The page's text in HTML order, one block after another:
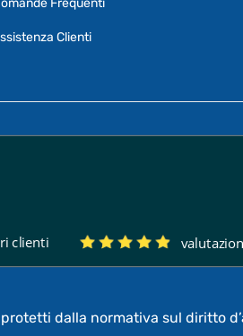
Frequenti
Clienti
clienti
dalla normativa sul diritto
prodotto